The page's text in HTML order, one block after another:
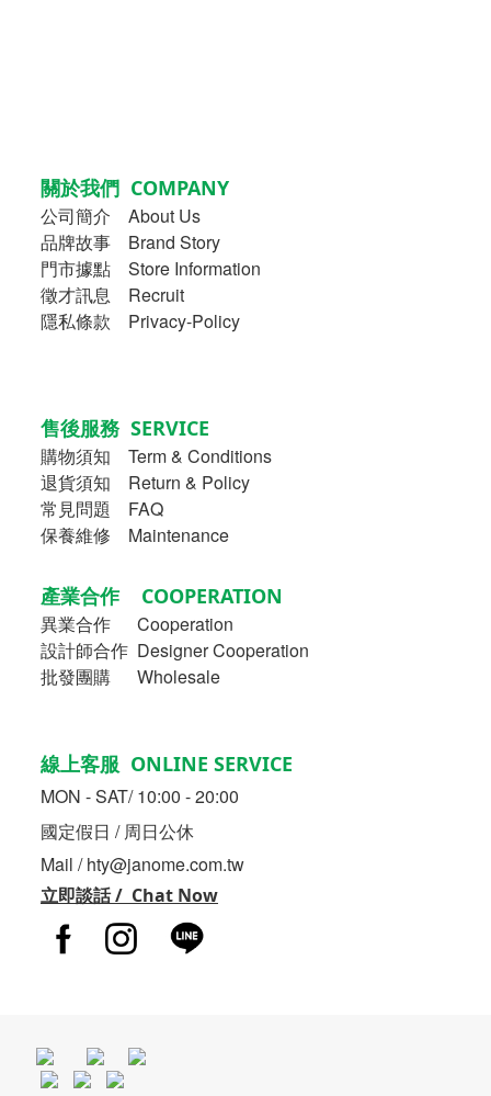
關於我們 COMPANY
公司簡介
About Us
品牌故事
Brand Story
門市據點 Store Information
徵才訊息 Recruit
隱私條款 Privacy-Policy
售後服務 SERVICE
購物須知
Term & Conditions
退貨須知 Return & Policy
常見問題 FAQ
保養維修 Maintenance
產業合作 COOPERATION
異業合作
Cooperation
設計師合作 Designer Cooperation
批發團購 Wholesale
線上客服 ONLINE SERVICE
MON - SAT/ 10:00 - 20:00
國定假日 / 周日公休
Mail / hty@janome.com.tw
立即談話 / Chat Now